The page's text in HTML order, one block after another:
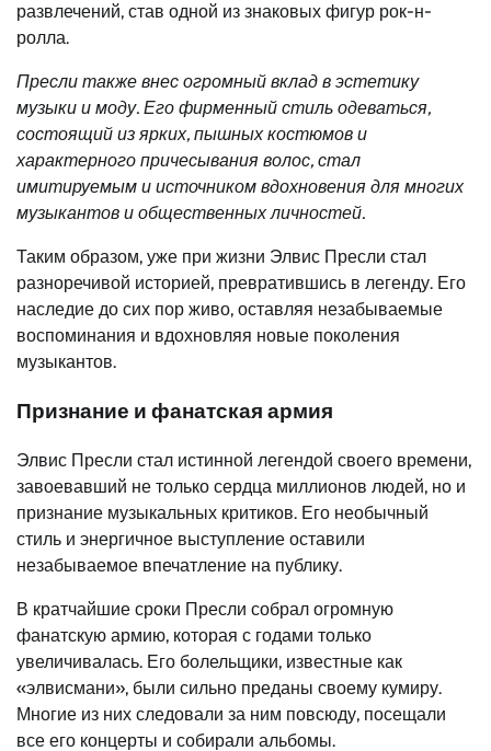
развлечений, став одной из знаковых фигур рок-н-
ролла.
Пресли также внес огромный вклад в эстетику
музыки и моду. Его фирменный стиль одеваться,
состоящий из ярких, пышных костюмов и
характерного причесывания волос, стал
имитируемым и источником вдохновения для многих
музыкантов и общественных личностей.
Таким образом, уже при жизни Элвис Пресли стал
разноречивой историей, превратившись в легенду. Его
наследие до сих пор живо, оставляя незабываемые
воспоминания и вдохновляя новые поколения
музыкантов.
Признание и фанатская армия
Элвис Пресли стал истинной легендой своего времени,
завоевавший не только сердца миллионов людей, но и
признание музыкальных критиков. Его необычный
стиль и энергичное выступление оставили
незабываемое впечатление на публику.
В кратчайшие сроки Пресли собрал огромную
фанатскую армию, которая с годами только
увеличивалась. Его болельщики, известные как
«элвисмани», были сильно преданы своему кумиру.
Многие из них следовали за ним повсюду, посещали
все его концерты и собирали альбомы.